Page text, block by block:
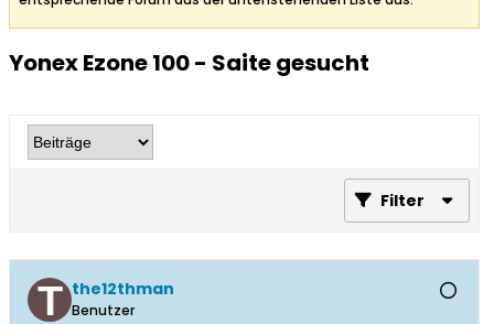
Yonex Ezone 100 - Saite gesucht
Filter
the12thman
Benutzer